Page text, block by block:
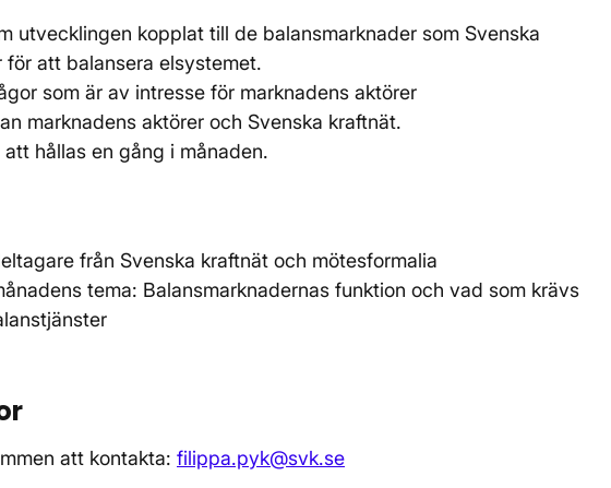
utvecklingen kopplat till de balansmarknader som Svenska
för att balansera elsystemet.
som är av intresse för marknadens aktörer
marknadens aktörer och Svenska kraftnät.
hållas en gång i månaden.
från Svenska kraftnät och mötesformalia
tema: Balansmarknadernas funktion och vad som krävs
att kontakta: filippa.pyk@svk.se